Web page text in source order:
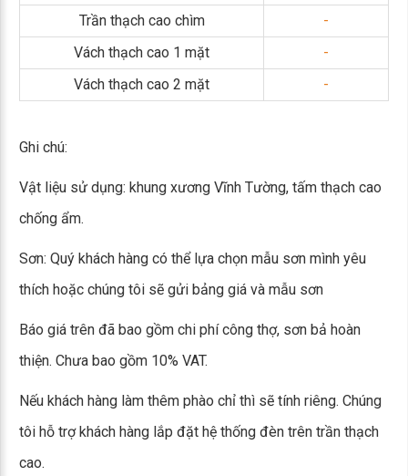
Trần thạch cao chìm
-
Vách thạch cao 1 mặt
-
Vách thạch cao 2 mặt
-
Ghi chú:
Vật liệu sử dụng: khung xương Vĩnh Tường, tấm thạch cao
chống ẩm.
Sơn: Quý khách hàng có thể lựa chọn mẫu sơn mình yêu
thích hoặc chúng tôi sẽ gửi bảng giá và mẫu sơn
Báo giá trên đã bao gồm chi phí công thợ, sơn bả hoàn
thiện. Chưa bao gồm 10% VAT.
Nếu khách hàng làm thêm phào chỉ thì sẽ tính riêng. Chúng
tôi hỗ trợ khách hàng lắp đặt hệ thống đèn trên trần thạch
cao.